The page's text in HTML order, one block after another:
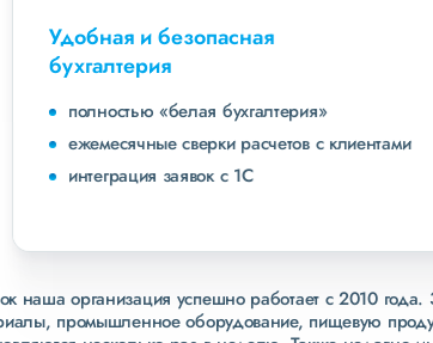
бухгалтерия»
расчетов с клиентами
с 1С
000
наша организация успешно работает с 2010
промышленное оборудование, пищевую